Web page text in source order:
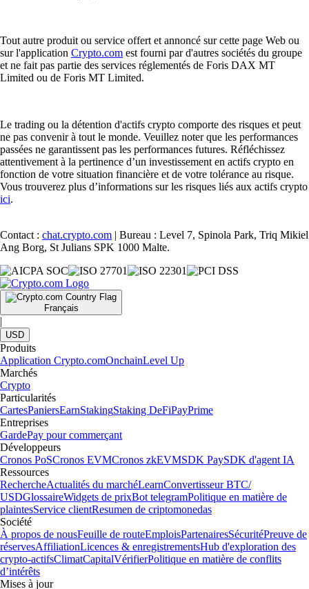
Tout autre produit ou service offert et annoncé sur cette page Web ou
sur l'application Crypto.com est fourni par d'autres sociétés du groupe
et ne fait pas partie des services réglementés de Foris DAX MT
Limited ou de Foris MT Limited.
Le trading ou la détention d'actifs crypto comporte des risques et peut
ne pas convenir à tout le monde. Veuillez noter que les performances
passées ne garantissent pas les performances futures. Réfléchissez
attentivement à la pertinence d’un investissement en actifs crypto en
fonction de votre situation financière et de votre tolérance au risque.
Vous trouverez plus d’informations sur les risques liés aux actifs crypto
ici.
Contact : chat.crypto.com | Bureau : Level 7, Spinola Park, Triq Mikiel
Ang Borg, St Julians SPK 1000 Malte.
Français
|
USD
Produits
Application Crypto.comOnchainLevel Up
Marchés
Crypto
Particularités
CartesPaniersEarnStakingStaking DeFiPayPrime
Entreprises
GardePay pour commerçant
Développeurs
Cronos PoSCronos EVMCronos zkEVMSDK PaySDK d'agent IA
Ressources
RechercheActualités du marchéLearnConvertisseur BTC/
USDGlossaireWidgets de prixBot telegramPolitique en matière de
plaintesService clientResumen de criptomonedas
Société
À propos de nousFeuille de routeEmploisPartenairesSécuritéPreuve de
réservesAffiliationLicences & enregistrementsHub d'exploration des
crypto-actifsClimatCapitalVérifierPolitique en matière de conflits
d’intérêts
Mises à jour